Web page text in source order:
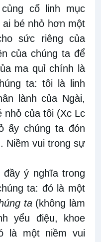
cố linh mục
bé nhỏ hơn một
sức riêng của
của chúng ta để
ma quỉ chính là
ta: tôi là linh
lành của Ngài,
nhỏ của tôi (Xc Lc
ấy chúng ta đón
Niềm vui trong sự
ý nghĩa trong
ta: đó là một
ta(không làm
yểu điệu, khoe
là một niềm vui